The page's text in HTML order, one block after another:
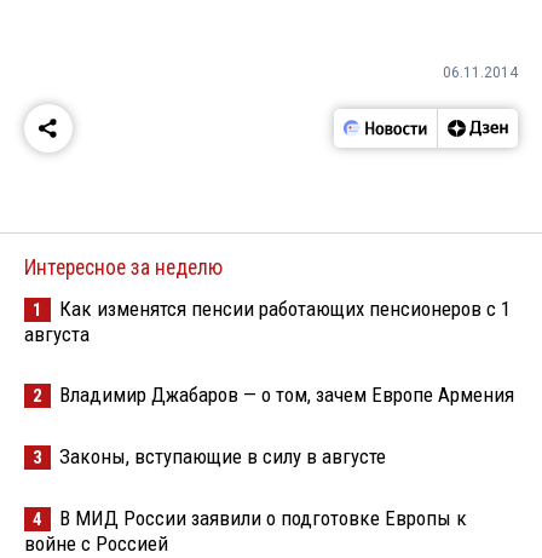
06.11.2014
Интересное за неделю
1
Как изменятся пенсии работающих пенсионеров с 1
августа
2 Владимир Джабаров — о том, зачем Европе Армения
3 Законы, вступающие в силу в августе
4
В МИД России заявили о подготовке Европы к
войне с Россией